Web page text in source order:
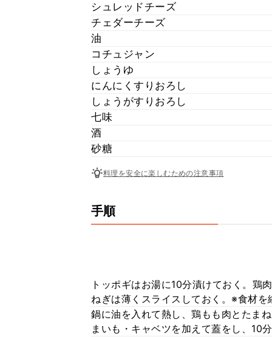
シュレッドチーズ
チェダーチーズ
油
コチュジャン
しょうゆ
にんにくすりおろし
しょうがすりおろし
七味
酒
砂糖
料理を安全に楽しむための注意事項
手順
トッポギはお湯に10分漬けておく。鶏
ねぎは薄くスライスしておく。※食材を
鍋に油を入れて熱し、鶏もも肉とたま
まいも・キャベツを加えて蓋をし、10